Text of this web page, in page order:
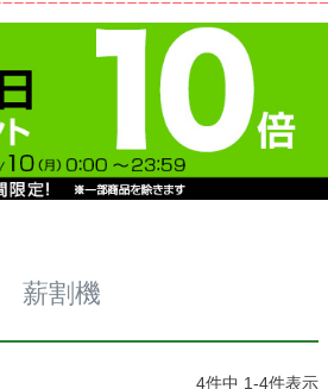
薪割機
4件中 1-4件表示